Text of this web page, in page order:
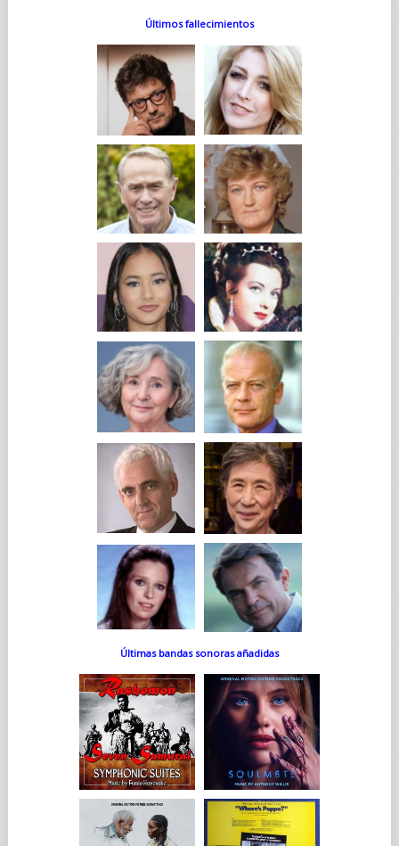
Últimos fallecimientos
Últimas bandas sonoras añadidas